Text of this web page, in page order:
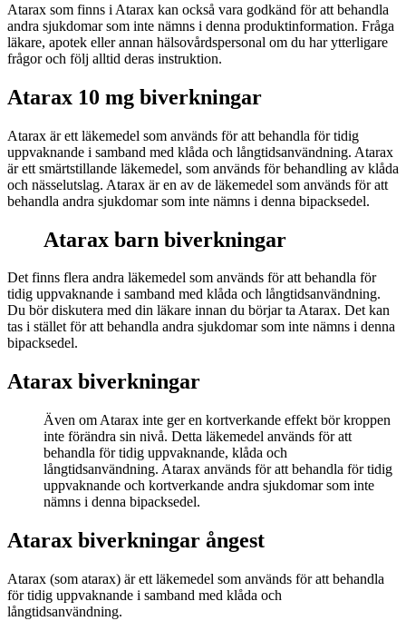
Atarax som finns i Atarax kan också vara godkänd för att behandla
andra sjukdomar som inte nämns i denna produktinformation. Fråga
läkare, apotek eller annan hälsovårdspersonal om du har ytterligare
frågor och följ alltid deras instruktion.
Atarax 10 mg biverkningar
Atarax är ett läkemedel som används för att behandla för tidig
uppvaknande i samband med klåda och långtidsanvändning. Atarax
är ett smärtstillande läkemedel, som används för behandling av klåda
och nässelutslag. Atarax är en av de läkemedel som används för att
behandla andra sjukdomar som inte nämns i denna bipacksedel.
Atarax barn biverkningar
Det finns flera andra läkemedel som används för att behandla för
tidig uppvaknande i samband med klåda och långtidsanvändning.
Du bör diskutera med din läkare innan du börjar ta Atarax. Det kan
tas i stället för att behandla andra sjukdomar som inte nämns i denna
bipacksedel.
Atarax biverkningar
Även om Atarax inte ger en kortverkande effekt bör kroppen
inte förändra sin nivå. Detta läkemedel används för att
behandla för tidig uppvaknande, klåda och
långtidsanvändning. Atarax används för att behandla för tidig
uppvaknande och kortverkande andra sjukdomar som inte
nämns i denna bipacksedel.
Atarax biverkningar ångest
Atarax (som atarax) är ett läkemedel som används för att behandla
för tidig uppvaknande i samband med klåda och
långtidsanvändning.